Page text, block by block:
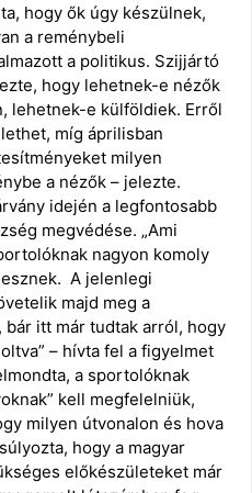
hogy ők úgy készülnek,
a reménybeli
a politikus. Szijjártó
hogy lehetnek-e nézők
lehetnek-e külföldiek. Erről
míg áprilisban
milyen
a nézők – jelezte.
idején a legfontosabb
megvédése. „Ami
nagyon komoly
A jelenlegi
majd meg a
itt már tudtak arról, hogy
– hívta fel a figyelmet
a sportolóknak
kell megfelelniük,
milyen útvonalon és hova
hogy a magyar
előkészületeket már